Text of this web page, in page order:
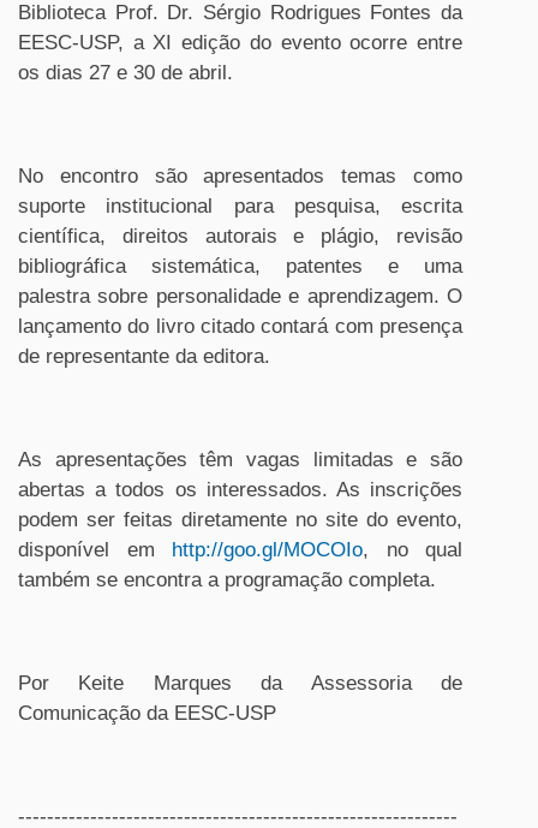
Biblioteca Prof. Dr. Sérgio Rodrigues Fontes da
EESC-USP, a XI edição do evento ocorre entre
os dias 27 e 30 de abril.
No encontro são apresentados temas como
suporte institucional para pesquisa, escrita
científica, direitos autorais e plágio, revisão
bibliográfica sistemática, patentes e uma
palestra sobre personalidade e aprendizagem. O
lançamento do livro citado contará com presença
de representante da editora.
As apresentações têm vagas limitadas e são
abertas a todos os interessados. As inscrições
podem ser feitas diretamente no site do evento,
disponível em http://goo.gl/MOCOIo, no qual
também se encontra a programação completa.
Por Keite Marques da Assessoria de
Comunicação da EESC-USP
-------------------------------------------------------------